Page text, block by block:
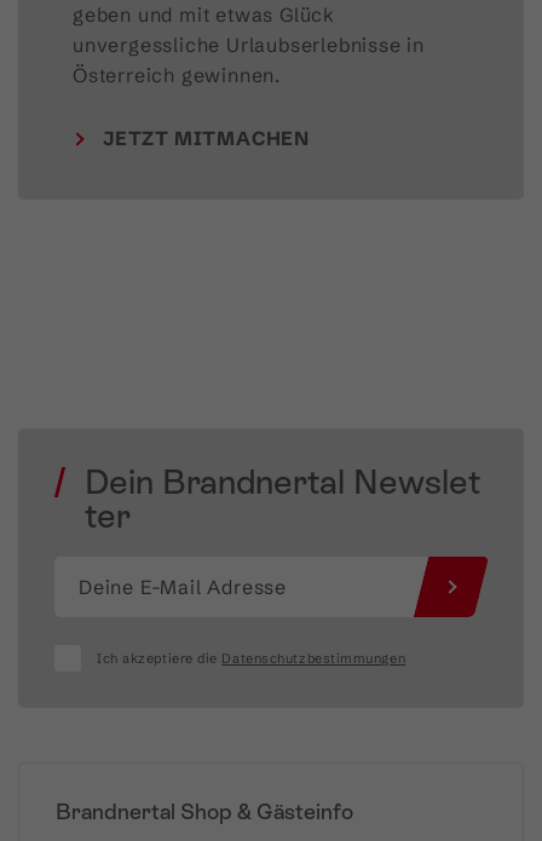
geben und mit etwas Glück
unvergessliche Urlaubserlebnisse in
Österreich gewinnen.
JETZT MITMACHEN
Dein Brandnertal Newslet
ter
Ich akzeptiere die Datenschutzbestimmungen
Brandnertal Shop & Gästeinfo